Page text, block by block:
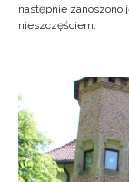
następnie zanoszono
nieszczęściem.